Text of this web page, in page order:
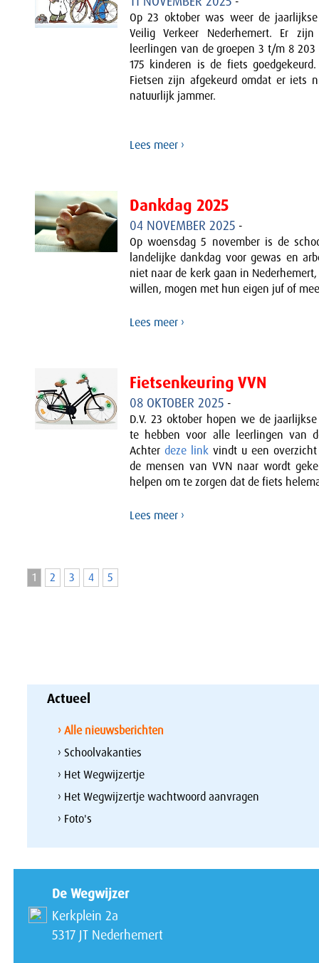
Op 23 oktober was weer de
Veilig Verkeer Nederhemert. Er
leerlingen van de groepen 3 t/m 8
175 kinderen is de fiets
Fietsen zijn afgekeurd omdat er iets
natuurlijk jammer.
Lees meer ›
Dankdag 2025
04 NOVEMBER 2025 -
Op woensdag 5 november is de
landelijke dankdag voor gewas en
niet naar de kerk gaan in
willen, mogen met hun eigen juf of
Lees meer ›
Fietsenkeuring VVN
08 OKTOBER 2025 -
D.V. 23 oktober hopen we de
te hebben voor alle leerlingen van
Achter deze linkvindt u een
de mensen van VVN naar wordt
helpen om te zorgen dat de fiets
Lees meer ›
1 2 3 4 5
Actueel
› Alle nieuwsberichten
› Schoolvakanties
› Het Wegwijzertje
› Het Wegwijzertje wachtwoord aanvragen
› Foto's
De Wegwijzer
Kerkplein 2a
5317 JT Nederhemert